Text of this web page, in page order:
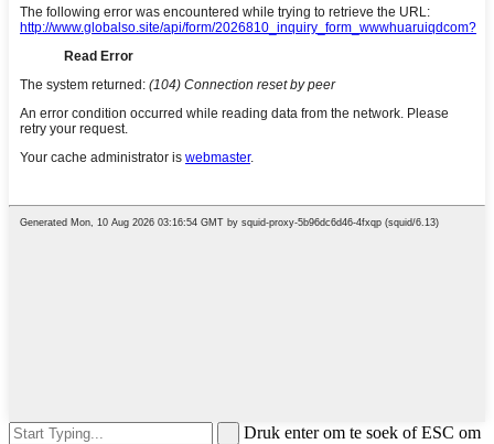
Druk enter om te soek of ESC om